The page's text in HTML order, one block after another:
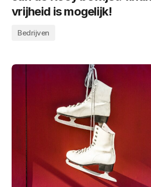
vrijheid is mogelijk!
Bedrijven